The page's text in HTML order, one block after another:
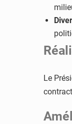
Le